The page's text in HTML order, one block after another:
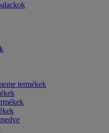
termékek